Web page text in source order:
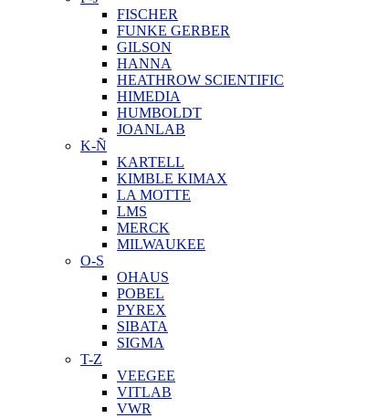
FISCHER
FUNKE GERBER
GILSON
HANNA
HEATHROW SCIENTIFIC
HIMEDIA
HUMBOLDT
JOANLAB
K-Ñ
KARTELL
KIMBLE KIMAX
LA MOTTE
LMS
MERCK
MILWAUKEE
O-S
OHAUS
POBEL
PYREX
SIBATA
SIGMA
T-Z
VEEGEE
VITLAB
VWR